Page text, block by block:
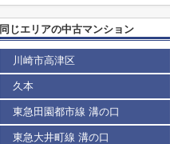
同じエリアの中古マンション
川崎市高津区
久本
東急田園都市線 溝の口
東急大井町線 溝の口